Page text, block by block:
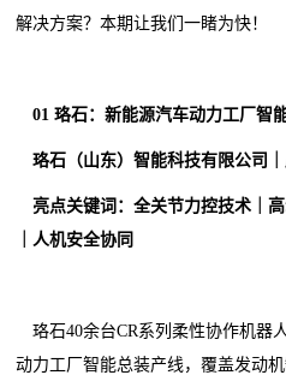
解决方案？本期让我们一睹为快！
01 珞石：新能源汽车动力工厂智
珞石（山东）智能科技有限公司
亮点关键词：全关节力控技术｜
｜人机安全协同
珞石40余台CR系列柔性协作机器
动力工厂智能总装产线，覆盖发动